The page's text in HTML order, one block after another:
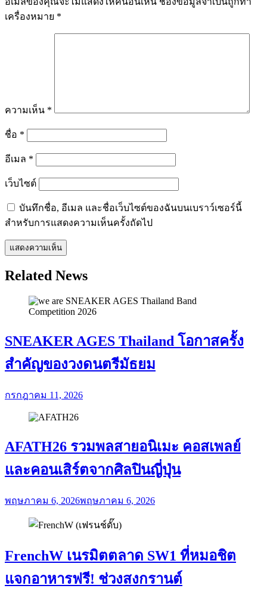
เครื่องหมาย *
ความเห็น *
ชื่อ *
อีเมล *
เว็บไซต์
บันทึกชื่อ, อีเมล และชื่อเว็บไซต์ของฉันบนเบราว์เซอร์นี้
สำหรับการแสดงความเห็นครั้งถัดไป
Related News
SNEAKER AGES Thailand โอกาสครั้ง
สำคัญของวงดนตรีมัธยม
กรกฎาคม 11, 2026
AFATH26 รวมพลสายอนิเมะ คอสเพลย์
และคอนเสิร์ตจากศิลปินญี่ปุ่น
พฤษภาคม 6, 2026พฤษภาคม 6, 2026
FrenchW เนรมิตตลาด SW1 ที่หมอชิต
แจกอาหารฟรี! ช่วงสงกรานต์